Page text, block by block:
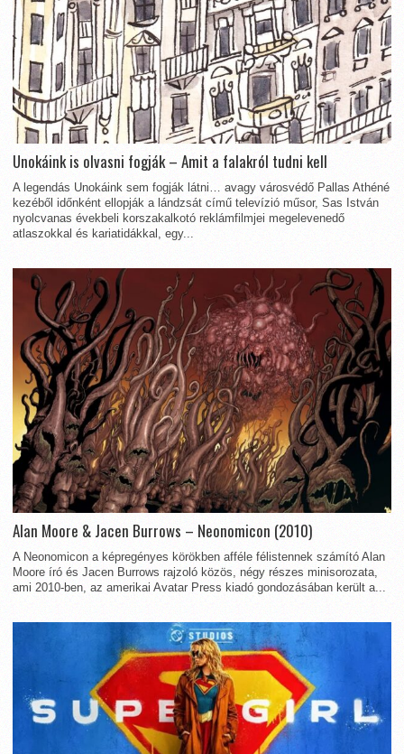
Unokáink is olvasni fogják – Amit a falakról tudni kell
A legendás Unokáink sem fogják látni… avagy városvédő Pallas Athéné
kezéből időnként ellopják a lándzsát című televízió műsor, Sas István
nyolcvanas évekbeli korszakalkotó reklámfilmjei megelevenedő
atlaszokkal és kariatidákkal, egy...
Alan Moore & Jacen Burrows – Neonomicon (2010)
A Neonomicon a képregényes körökben afféle félistennek számító Alan
Moore író és Jacen Burrows rajzoló közös, négy részes minisorozata,
ami 2010-ben, az amerikai Avatar Press kiadó gondozásában került a...